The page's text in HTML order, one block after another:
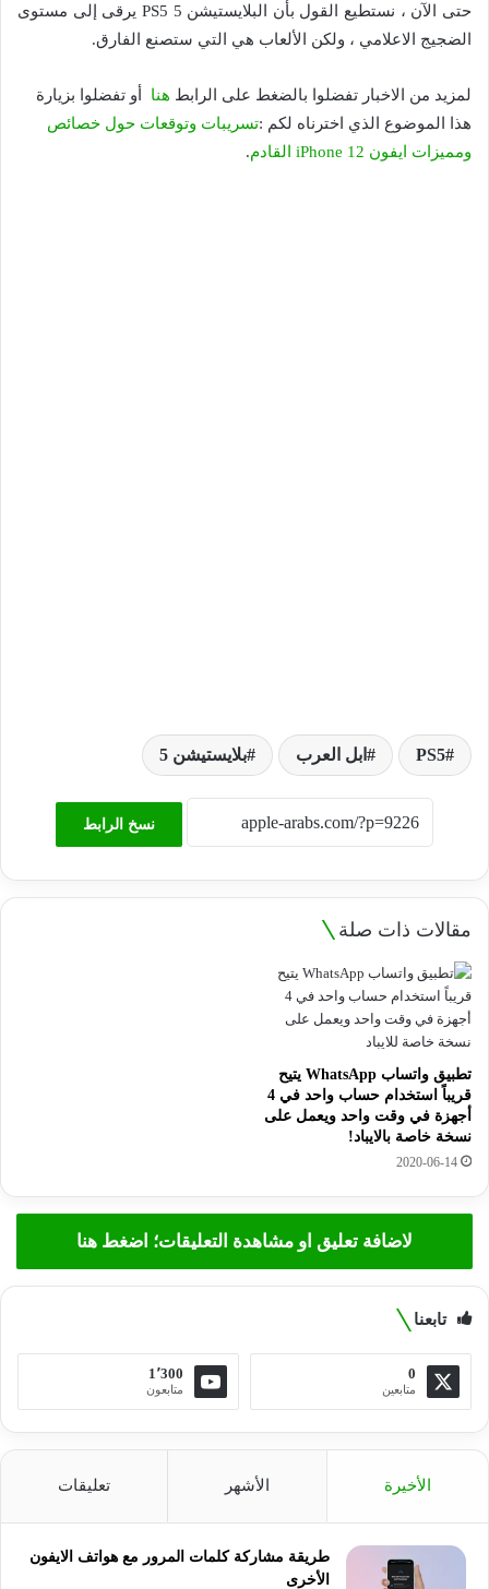
حتى الآن ، نستطيع القول بأن البلايستيشن 5 PS5 يرقى إلى مستوى
الضجيج الاعلامي ، ولكن الألعاب هي التي ستصنع الفارق.
لمزيد من الاخبار تفضلوا بالضغط على الرابط هنا
أو تفضلوا بزيارة
هذا الموضوع الذي اخترناه لكم :تسريبات وتوقعات حول خصائص
ومميزات ايفون iPhone 12 القادم
.
PS5 ابل العرب بلايستيشن 5
نسخ الرابط
مقالات ذات صلة
تطبيق واتساب WhatsApp يتيح
قريباً استخدام حساب واحد في 4
أجهزة في وقت واحد ويعمل على
نسخة خاصة بالايباد!
2020-06-14
لاضافة تعليق او مشاهدة التعليقات؛ اضغط هنا
تابعنا
0
متابعين
1٬300
متابعون
الأخيرة الأشهر تعليقات
طريقة مشاركة كلمات المرور مع هواتف الايفون
الأخرى